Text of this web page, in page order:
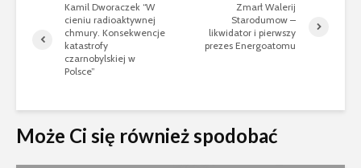
Kamil Dworaczek “W
cieniu radioaktywnej
chmury. Konsekwencje
katastrofy
czarnobylskiej w
Polsce”
Zmarł Walerij
Starodumow –
likwidator i pierwszy
prezes Energoatomu
Może Ci się również spodobać